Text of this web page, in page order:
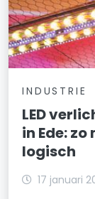
INDUSTRIE
LED
in Ede:
logisch
17 januari